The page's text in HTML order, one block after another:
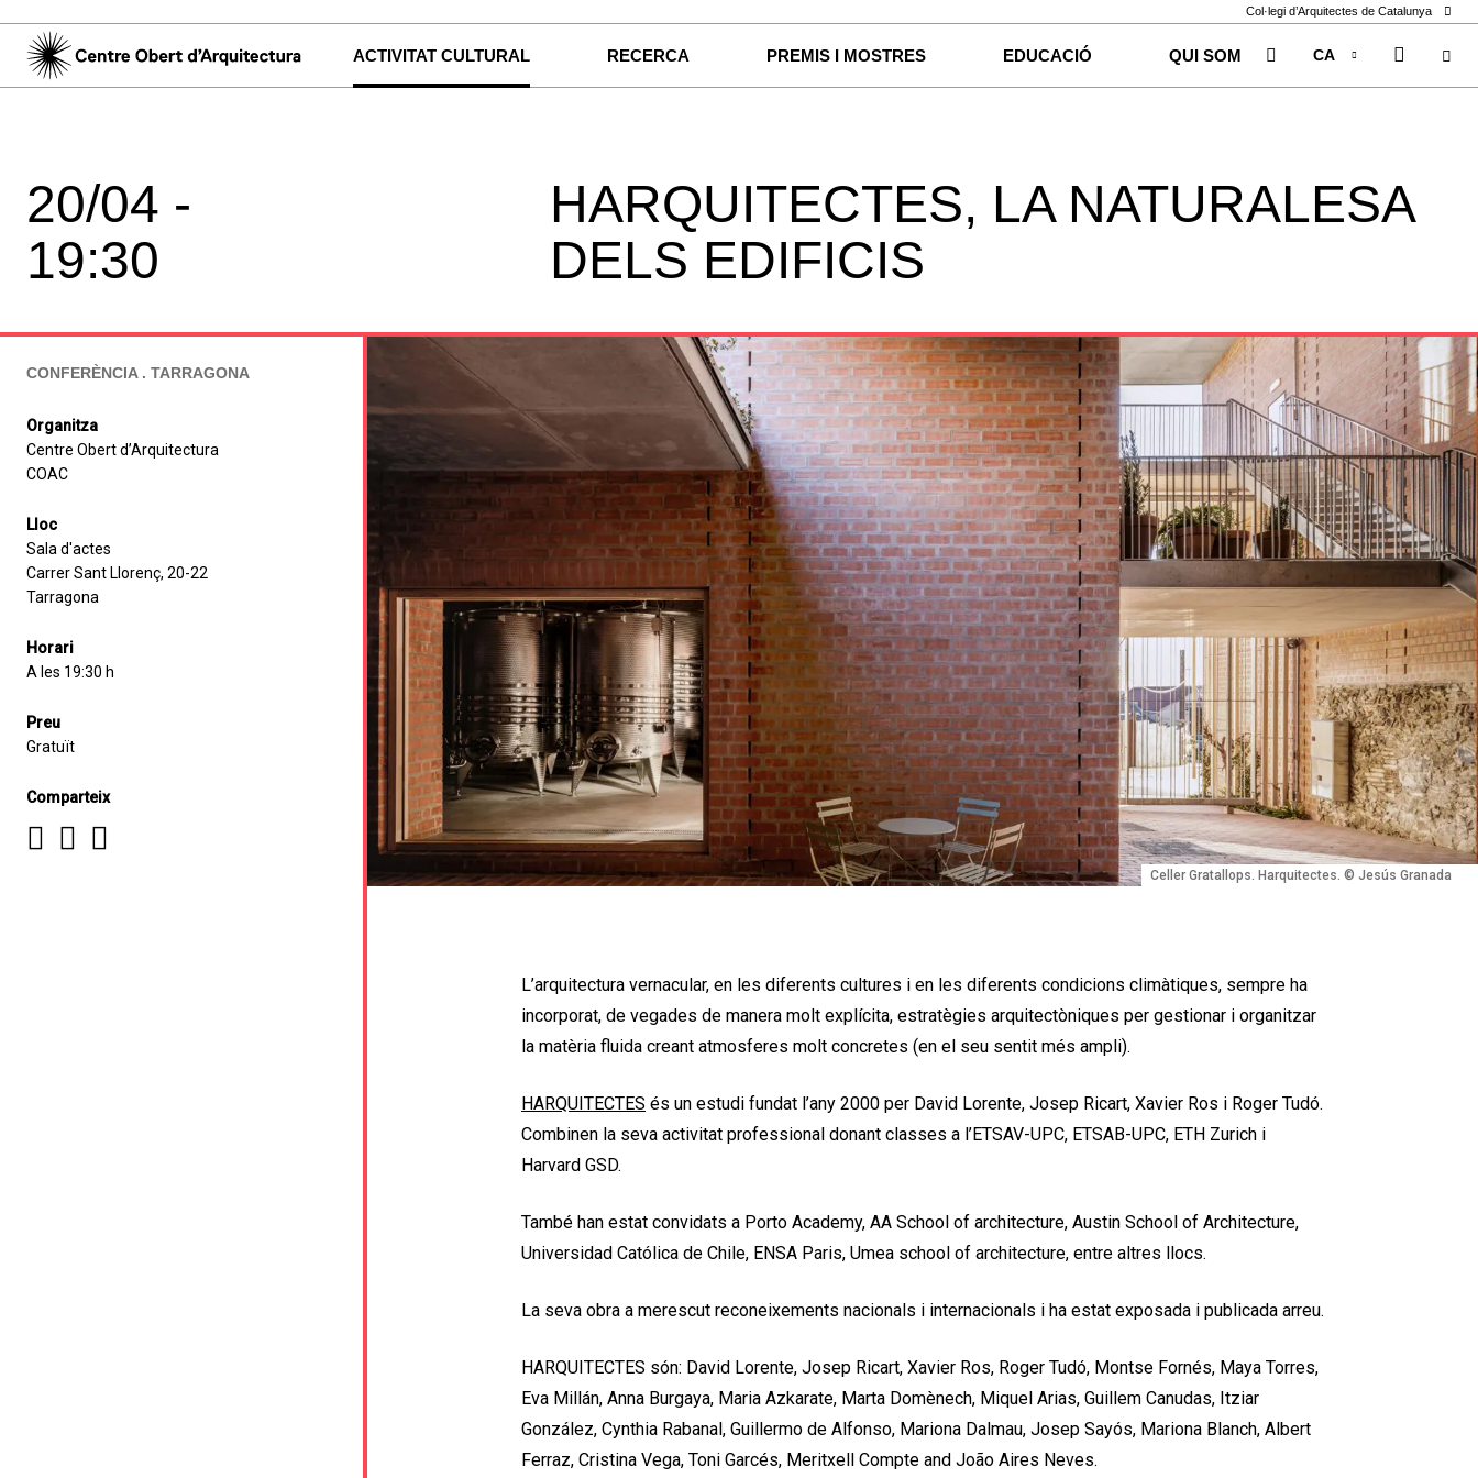
Col·legi d’Arquitectes de Catalunya
ACTIVITAT CULTURAL RECERCA PREMIS I MOSTRES EDUCACIÓ QUI SOM
CA
ES
20/04 -
19:30
HARQUITECTES, LA NATURALESA
DELS EDIFICIS
CONFERÈNCIA . TARRAGONA
Organitza
Centre Obert d’Arquitectura
COAC
Lloc
Sala d'actes
Carrer Sant Llorenç, 20-22
Tarragona
Horari
A les 19:30 h
Preu
Gratuït
Comparteix
Celler Gratallops. Harquitectes. © Jesús Granada
L’arquitectura vernacular, en les diferents cultures i en les diferents condicions climàtiques, sempre ha
incorporat, de vegades de manera molt explícita, estratègies arquitectòniques per gestionar i organitzar
la matèria fluida creant atmosferes molt concretes (en el seu sentit més ampli).
HARQUITECTES és un estudi fundat l’any 2000 per David Lorente, Josep Ricart, Xavier Ros i Roger Tudó.
Combinen la seva activitat professional donant classes a l’ETSAV-UPC, ETSAB-UPC, ETH Zurich i
Harvard GSD.
També han estat convidats a Porto Academy, AA School of architecture, Austin School of Architecture,
Universidad Católica de Chile, ENSA Paris, Umea school of architecture, entre altres llocs.
La seva obra a merescut reconeixements nacionals i internacionals i ha estat exposada i publicada arreu.
HARQUITECTES són: David Lorente, Josep Ricart, Xavier Ros, Roger Tudó, Montse Fornés, Maya Torres,
Eva Millán, Anna Burgaya, Maria Azkarate, Marta Domènech, Miquel Arias, Guillem Canudas, Itziar
González, Cynthia Rabanal, Guillermo de Alfonso, Mariona Dalmau, Josep Sayós, Mariona Blanch, Albert
Ferraz, Cristina Vega, Toni Garcés, Meritxell Compte and João Aires Neves.